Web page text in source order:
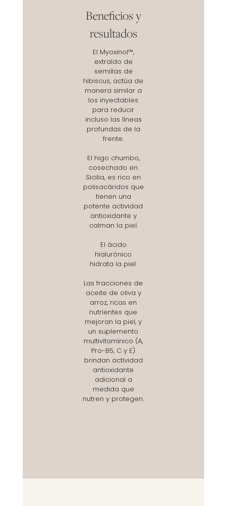
Beneficios y
resultados
El Myoxinol™,
extraído de
semillas de
hibiscus, actúa de
manera similar a
los inyectables
para reducir
incluso las líneas
profundas de la
frente.
El higo chumbo,
cosechado en
Sicilia, es rico en
polisacáridos que
tienen una
potente actividad
antioxidante y
calman la piel.
El ácido
hialurónico
hidrata la piel.
Las fracciones de
aceite de oliva y
arroz, ricas en
nutrientes que
mejoran la piel, y
un suplemento
multivitamínico (A,
Pro-B5, C y E)
brindan actividad
antioxidante
adicional a
medida que
nutren y protegen.